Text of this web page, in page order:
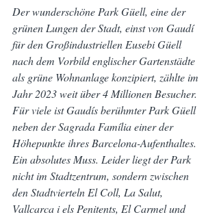
Der wunderschöne Park Güell, eine der
grünen Lungen der Stadt, einst von Gaudí
für den Großindustriellen Eusebi Güell
nach dem Vorbild englischer Gartenstädte
als grüne Wohnanlage konzipiert, zählte im
Jahr 2023 weit über 4 Millionen Besucher.
Für viele ist Gaudís berühmter Park Güell
neben der Sagrada Família einer der
Höhepunkte ihres Barcelona-Aufenthaltes.
Ein absolutes Muss. Leider liegt der Park
nicht im Stadtzentrum, sondern zwischen
den Stadtvierteln El Coll, La Salut,
Vallcarca i els Penitents, El Carmel und